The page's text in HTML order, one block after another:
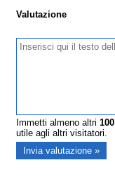
Valutazione
Immetti almeno altri100
utile agli altri visitatori.